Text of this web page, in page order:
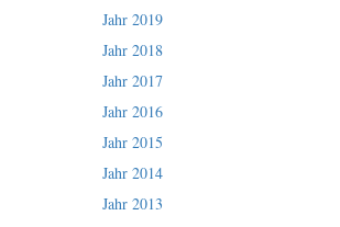
Jahr 2019
Jahr 2018
Jahr 2017
Jahr 2016
Jahr 2015
Jahr 2014
Jahr 2013